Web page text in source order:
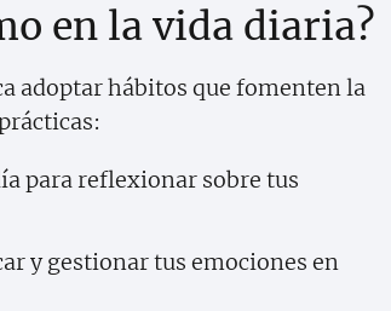
en la vida diaria?
adoptar hábitos que fomenten la
para reflexionar sobre tus
y gestionar tus emociones en